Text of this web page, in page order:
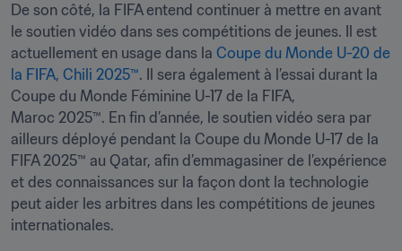
De son côté, la FIFA entend continuer à mettre en avant
le soutien vidéo dans ses compétitions de jeunes. Il est
actuellement en usage dans la Coupe du Monde U-20 de
la FIFA, Chili 2025™. Il sera également à l’essai durant la
Coupe du Monde Féminine U-17 de la FIFA,
Maroc 2025™. En fin d’année, le soutien vidéo sera par
ailleurs déployé pendant la Coupe du Monde U-17 de la
FIFA 2025™ au Qatar, afin d’emmagasiner de l’expérience
et des connaissances sur la façon dont la technologie
peut aider les arbitres dans les compétitions de jeunes
internationales.